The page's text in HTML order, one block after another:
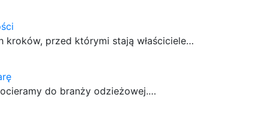
kroków, przed którymi stają właściciele…
do branży odzieżowej.…